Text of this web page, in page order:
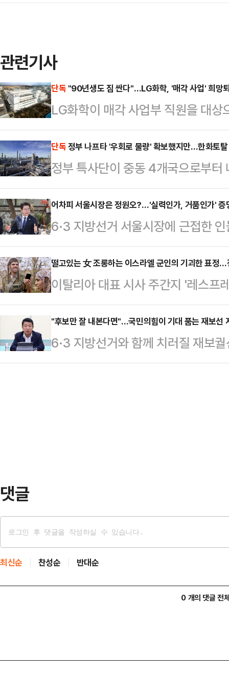
관련기사
단독 "90년생도 짐 싼다"…LG화학, '매각 사업' 희망
LG화학이 매각 사업부 직원을 대
필름 사업 매각 이후 한 차례 인력
을 상대로 희망퇴직 창구를 열면서
다.15일 업계에 따르면 LG화학은
소재 사업부 내 직원을 대상으로 희
대상자에는 1990년대생인 30대도
차등 지급되며, 90년대생 실무진
이번 조치는 …
단독정부 나프타 '우회로 물량' 확보했지만…한화토
정부 특사단이 중동 4개국으로부
표한 가운데 한화토탈에너지스(이
공급 중단을 공식 선언한 것으로 확
에 도달하기 전, 기업이 먼저 물리
르면 한화토탈은 지난 13일 고객사
공급에 대한 ‘불가항력(Force
변이나 전쟁 등 통제 불가능한 상황
매자의 법적 …
어차피 서울시장은 정원오?…'실력인가, 거품인가' 증
6·3 지방선거 서울시장에 근접한
다. '명심'(이재명 대통령의 의중)
있기 때문이다. 다만 구청장 시절
이 제기된다. 결국 서울시장 적임자
다는 목소리가 나온다.오세훈 서울
말처럼 '시민이 원하는 것만 하는
상을 챙기는 일, 지금 당장 필요한
도 당연한 가장…
떨고있는 女 조롱하는 이스라엘 군인의 기괴한 표정
이탈리아 대표 시사 주간지 '레스
이 국제사회에 큰 충격을 주고 있다
박했으나 실제로 촬영된 사실이 확
(현지시간) 레스프레소는 '학대
지에는 요르단강 서안지구에서 이
"후보만 잘 내본다면"…국민의힘이 기대 품는 재보선
6·3 지방선거와 함께 치러질 재보
에 국민의힘 내부에선 일부 지역구
댓글
최신순 찬성순 반대순
0 개의 댓글 전